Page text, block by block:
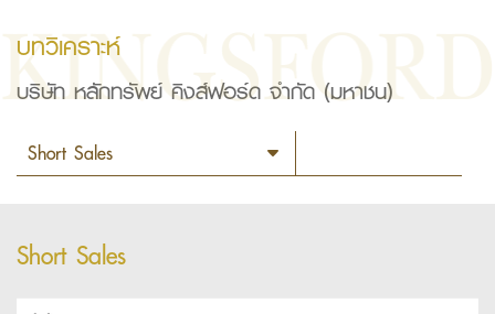
บทวิเคราะห์
บริษัท หลักทรัพย์ คิงส์ฟอร์ด จำกัด (มหาชน)
Short Sales